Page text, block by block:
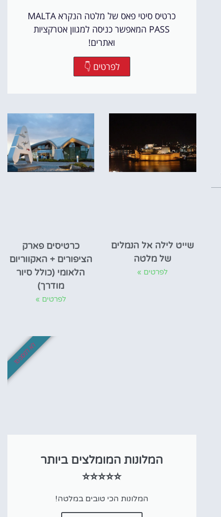
כרטיס סיטי פאס של מלטה הנקרא MALTA
PASS המאפשר כניסה למגוון אטרקציות
ואתרים!
לפרטים 👇
שייט לילה אל הנמלים
של מלטה
לפרטים »
כרטיסים פארק
הציפורים + האקווריום
הלאומי (כולל סיור
מודרך)
לפרטים »
המלונות המומלצים ביותר
⭐⭐⭐⭐⭐
המלונות הכי טובים במלטה!
לא לפספס!